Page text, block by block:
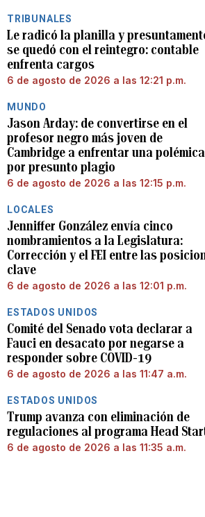
TRIBUNALES
Le radicó la planilla y
se quedó con el reintegro: contable
enfrenta cargos
6 de agosto de 2026 a las 12:21 p.m.
MUNDO
Jason Arday: de convertirse en el
profesor negro más joven de
Cambridge a enfrentar una polémica
por presunto plagio
6 de agosto de 2026 a las 12:15 p.m.
LOCALES
Jenniffer González envía cinco
nombramientos a la Legislatura:
Corrección y el FEI entre las
clave
6 de agosto de 2026 a las 12:01 p.m.
ESTADOS UNIDOS
Comité del Senado vota declarar a
Fauci en desacato por negarse a
responder sobre COVID-19
6 de agosto de 2026 a las 11:47 a.m.
ESTADOS UNIDOS
Trump avanza con eliminación de
regulaciones al programa Head
6 de agosto de 2026 a las 11:35 a.m.